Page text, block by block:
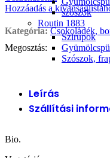
szószok
Routin 1883
Szirupok
Szószok,
Hozzáadás a
Kategória: Csokoládék,
Megosztás:
Leírás
Szállítási
Bio.